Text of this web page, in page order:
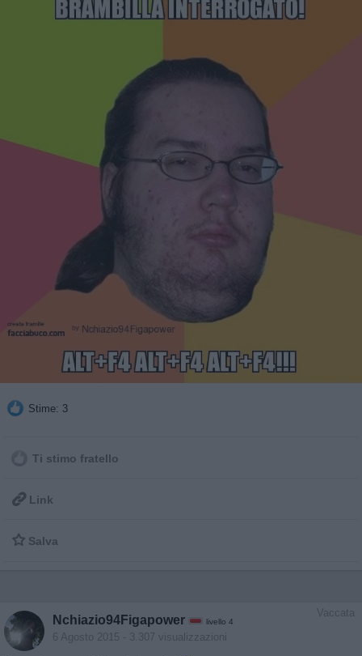
Stime: 3
Ti stimo fratello
 Link
 Salva
Vaccata
Nchiazio94Figapower livello 4
6 Agosto 2015 - 3.307 visualizzazioni